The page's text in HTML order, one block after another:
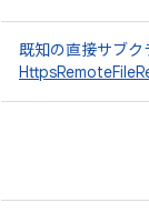
既知の直接サブク